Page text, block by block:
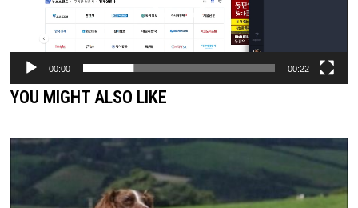
00:00 00:22
YOU MIGHT ALSO LIKE